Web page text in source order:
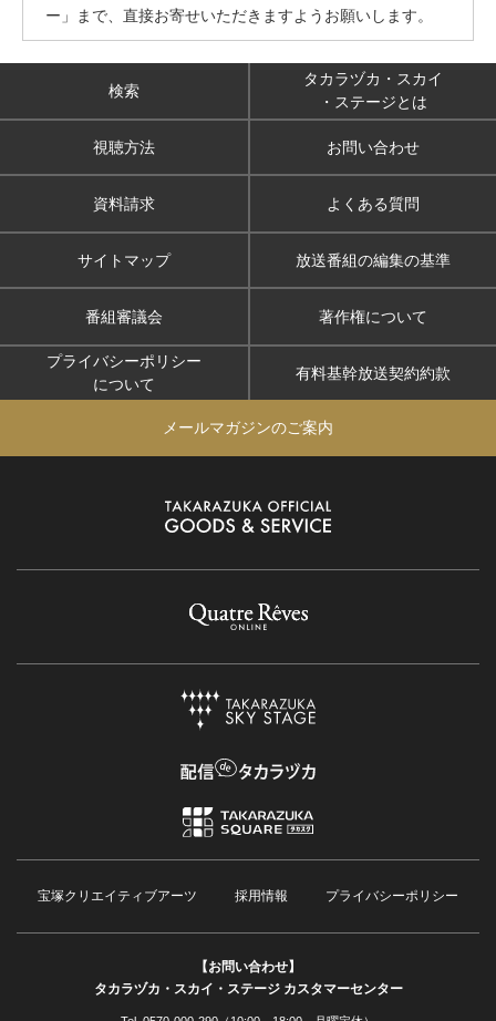
ー」まで、直接お寄せいただきますようお願いします。
検索
タカラヅカ・スカイ
・ステージとは
視聴方法 お問い合わせ
資料請求 よくある質問
サイトマップ 放送番組の編集の基準
番組審議会 著作権について
プライバシーポリシー
について
有料基幹放送契約約款
メールマガジンのご案内
宝塚クリエイティブアーツ 採用情報 プライバシーポリシー
【お問い合わせ】
タカラヅカ・スカイ・ステージ カスタマーセンター